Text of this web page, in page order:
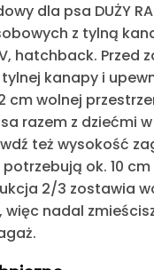
dla psa DUŻY
z tylną
hatchback. Przed
kanapy i
cm wolnej
razem z dziećmi
też wysokość
ok. 10
2/3 zostawia
więc nadal